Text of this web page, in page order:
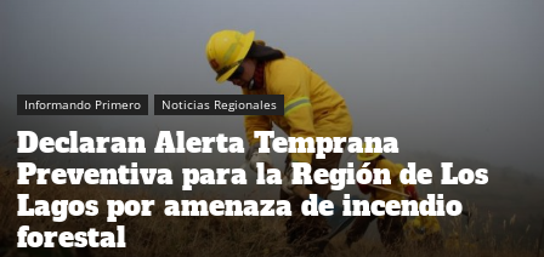
Informando Primero Noticias Regionales
Declaran Alerta Temprana
Preventiva para la Región de Los
Lagos por amenaza de incendio
forestal